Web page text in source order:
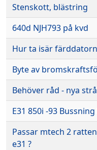
Stenskott, blästring
640d NJH793 på kvd
Hur ta isär
Byte av
Behöver råd - nya
E31 850i -93
Passar mtech 2
e31 ?